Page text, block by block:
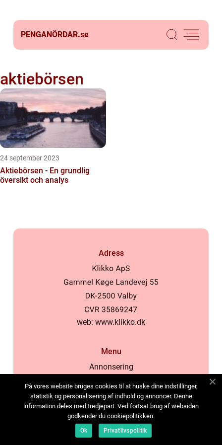
PENGANÖRDAR.se
aktiebörsen
24 september 2023
Aktiebörsen - En grundlig
översikt och analys
Adress
web: www.klikko.dk
Menu
Annonsering
Cookies
Kontakta oss
Sitemap
På vores website bruges cookies til at huske dine indstillinger,
statistik og personalisering af indhold og annoncer. Denne
information deles med tredjepart. Ved fortsat brug af websiden
godkender du cookiepolitikken.
Ok Privatlivspolitik